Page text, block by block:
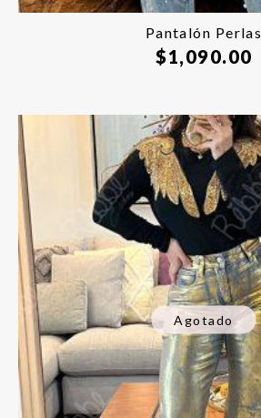
Pantalón Perlas
$1,090.00
Agotado